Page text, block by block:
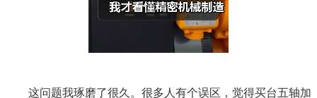
这问题我琢磨了很久。很多人有个误区，觉得买台五轴加